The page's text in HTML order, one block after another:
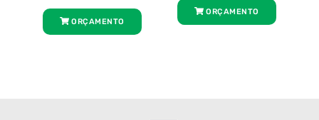
ORÇAMENTO
ORÇAMENTO